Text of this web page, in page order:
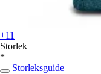
+11
Storlek
*
Storleksguide